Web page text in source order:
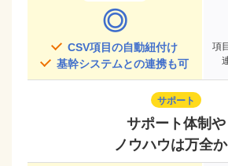
◎
CSV項目の自動紐付け
基幹システムとの連携も可
項
サポート
サポート体制や
ノウハウは万全か